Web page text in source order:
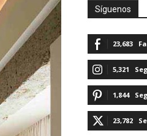
Síguenos
23,683
5,321
1,844
23,782